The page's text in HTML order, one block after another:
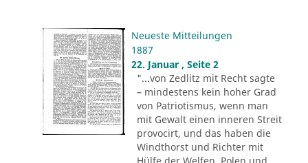
Neueste Mitteilungen
1887
22. Januar , Seite 2
"...von Zedlitz mit Recht sagte
– mindestens kein hoher Grad
von Patriotismus, wenn man
mit Gewalt einen inneren Streit
provocirt, und das haben die
Windthorst und Richter mit